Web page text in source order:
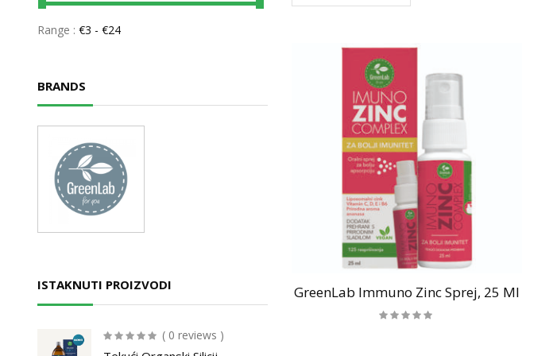
Range : €3 - €24
BRANDS
ISTAKNUTI PROIZVODI
( 0 reviews )
GreenLab Immuno Zinc Sprej, 25 Ml